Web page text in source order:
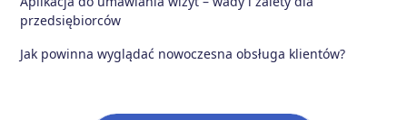
przedsiębiorców
Jak powinna wyglądać nowoczesna obsługa klientów?